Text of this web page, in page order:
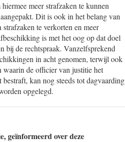
meer strafzaken te kunnen
Dit is ook in het belang van
te verkorten en meer
is met het oog op dat doel
bij de rechtspraak. Vanzelfsprekend
in acht genomen, terwijl ook
waarin de officier van justitie het
kan nog steeds tot dagvaarding
opgelegd.
geïnformeerd over deze